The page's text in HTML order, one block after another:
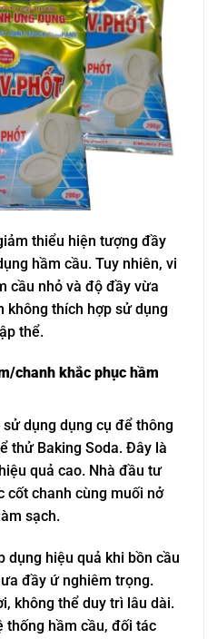
thiểu hiện tượng đầy
hầm cầu. Tuy nhiên, vi
cầu nhỏ và độ đầy vừa
không thích hợp sử dụng
thể.
chanh khắc phục hầm
dụng dụng cụ để thông
thử Baking Soda. Đây là
quả cao. Nhà đầu tư
cốt chanh cùng muối nở
sạch.
dụng hiệu quả khi bồn cầu
đầy ứ nghiêm trọng.
không thể duy trì lâu dài.
thống hầm cầu, đối tác